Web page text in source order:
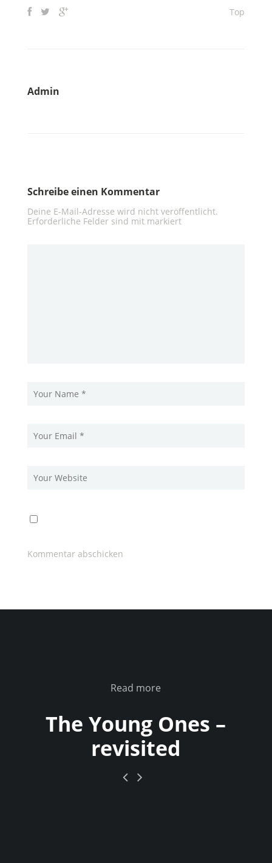
Top
Admin
Schreibe einen Kommentar
Deine E-Mail-Adresse wird nicht veröffentlicht.
Erforderliche Felder sind mit markiert
Read more
The Young Ones –
revisited